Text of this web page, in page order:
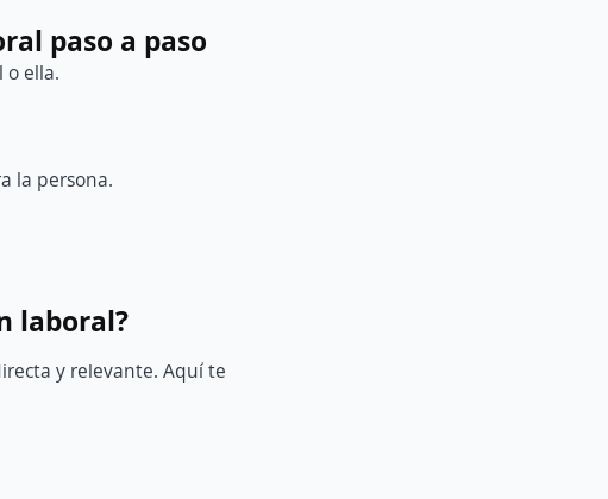
paso a paso
o ella.
la persona.
laboral?
y relevante. Aquí te